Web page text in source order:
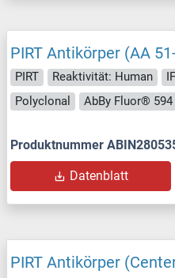
PIRT Antikörper (AA
PIRT Reaktivität: Human
Polyclonal
AbBy Fluor® 594
Produktnummer
Datenblatt
PIRT Antikörper